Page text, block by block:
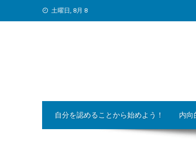
土曜日, 8月 8
自分を認めることから始めよう！ 内向